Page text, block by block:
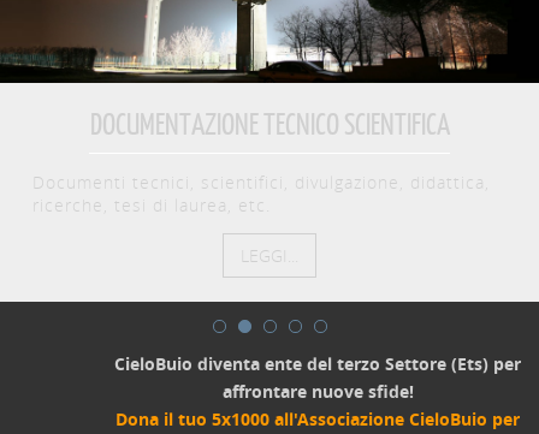
DOCUMENTAZIONE TECNICO SCIENTIFICA
Documenti tecnici, scientifici, divulgazione, didattica,
ricerche, tesi di laurea, etc.
LEGGI...
CieloBuio diventa ente del terzo Settore (Ets) per
affrontare nuove sfide!
Dona il tuo 5x1000 all'Associazione CieloBuio per